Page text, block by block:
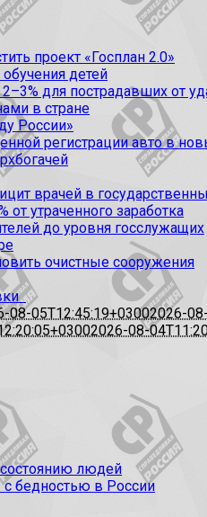
проект «Госплан 2.0»
детей
для пострадавших от
в стране
России»
регистрации авто в
врачей в
утраченного заработка
до уровня госслужащих
очистные сооружения
08-05T12:45:19+03002026-
2026-08-
людей
с бедностью в России